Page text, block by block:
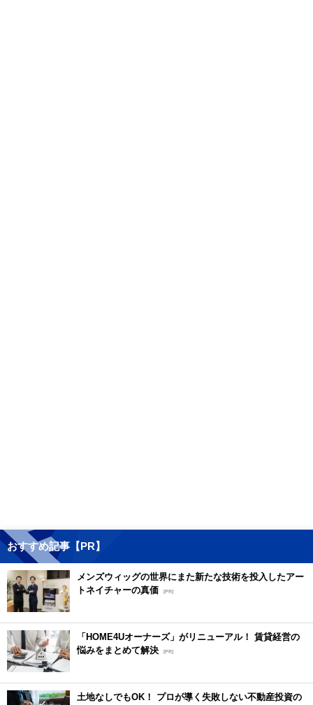
おすすめ記事【PR】
メンズウィッグの世界にまた新たな技術を投入したアー
トネイチャーの真価 [PR]
「HOME4Uオーナーズ」がリニューアル！ 賃貸経営の
悩みをまとめて解決 [PR]
土地なしでもOK！ プロが導く失敗しない不動産投資の